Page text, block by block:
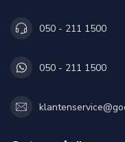
050 - 211 1500
050 - 211 1500